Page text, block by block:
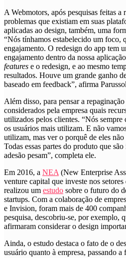
A Webmotors, após pesquisas feitas a
problemas que existiam em suas
aplicadas ao design, também, uma
“Nós tínhamos estabelecido um foco,
engajamento. O redesign do app tem
engajamento dentro da nossa
features e o redesign, e ao mesmo
resultados. Houve um grande ganho
baseado em feedback”, afirma
Além disso, para pensar a
considerados pela empresa quais
utilizados pelos clientes. “Nós sempre
os usuários mais utilizam. E não
utilizam, mas ver o porquê de eles
Todas essas partes do produto que
adesão pesam”, completa ele.
Em 2016, a NEA (New Enterprise
venture capital que investe nos
realizou um estudo sobre o futuro do
startups. Com a colaboração de
e Invision, foram mais de 400
pesquisa, descobriu-se, por exemplo,
afirmaram considerar o design
Ainda, o estudo destaca o fato de o
usuário quanto à empresa, passando a